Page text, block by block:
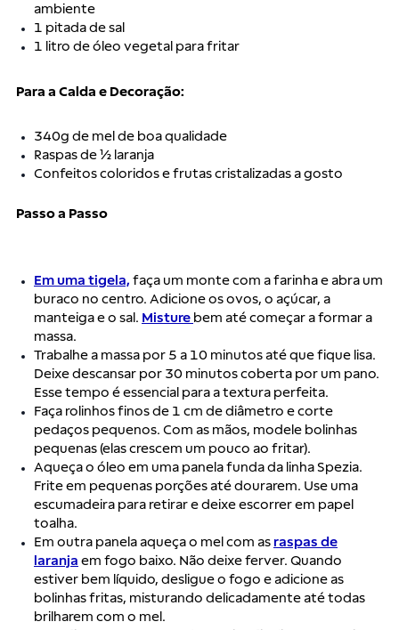
ambiente
1 pitada de sal
1 litro de óleo vegetal para fritar
Para a Calda e Decoração:
340g de mel de boa qualidade
Raspas de ½ laranja
Confeitos coloridos e frutas cristalizadas a gosto
Passo a Passo
Em uma tigela, faça um monte com a farinha e abra um
buraco no centro. Adicione os ovos, o açúcar, a
manteiga e o sal. Misture bem até começar a formar a
massa.
Trabalhe a massa por 5 a 10 minutos até que fique lisa.
Deixe descansar por 30 minutos coberta por um pano.
Esse tempo é essencial para a textura perfeita.
Faça rolinhos finos de 1 cm de diâmetro e corte
pedaços pequenos. Com as mãos, modele bolinhas
pequenas (elas crescem um pouco ao fritar).
Aqueça o óleo em uma panela funda da linha Spezia.
Frite em pequenas porções até dourarem. Use uma
escumadeira para retirar e deixe escorrer em papel
toalha.
Em outra panela aqueça o mel com as raspas de
laranja em fogo baixo. Não deixe ferver. Quando
estiver bem líquido, desligue o fogo e adicione as
bolinhas fritas, misturando delicadamente até todas
brilharem com o mel.